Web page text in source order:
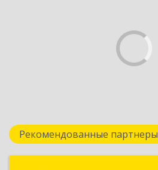
Рекомендованные партнеры